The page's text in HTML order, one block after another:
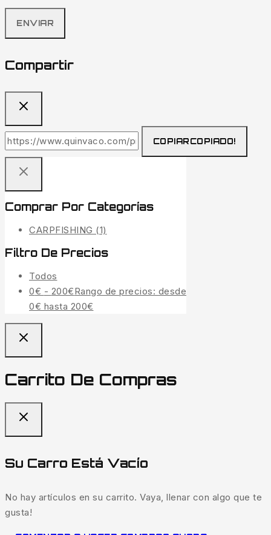
Compartir
COPIARCOPIADO!
Comprar Por Categorías
CARPFISHING (1)
Filtro De Precios
Todos
0€ - 200€Rango de precios: desde
0€ hasta 200€
Carrito De Compras
Su Carro Está Vacío
No hay artículos en su carrito. Vaya, llenar con algo que te
gusta!